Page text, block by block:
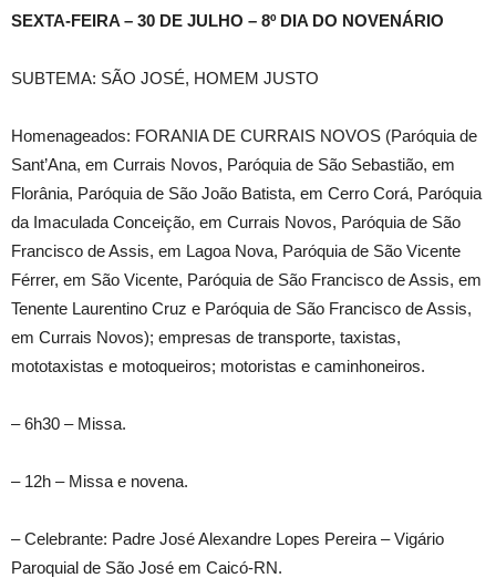
SEXTA-FEIRA – 30 DE JULHO – 8º DIA DO NOVENÁRIO
SUBTEMA: SÃO JOSÉ, HOMEM JUSTO
Homenageados: FORANIA DE CURRAIS NOVOS (Paróquia de
Sant’Ana, em Currais Novos, Paróquia de São Sebastião, em
Florânia, Paróquia de São João Batista, em Cerro Corá, Paróquia
da Imaculada Conceição, em Currais Novos, Paróquia de São
Francisco de Assis, em Lagoa Nova, Paróquia de São Vicente
Férrer, em São Vicente, Paróquia de São Francisco de Assis, em
Tenente Laurentino Cruz e Paróquia de São Francisco de Assis,
em Currais Novos); empresas de transporte, taxistas,
mototaxistas e motoqueiros; motoristas e caminhoneiros.
– 6h30 – Missa.
– 12h – Missa e novena.
– Celebrante: Padre José Alexandre Lopes Pereira – Vigário
Paroquial de São José em Caicó-RN.